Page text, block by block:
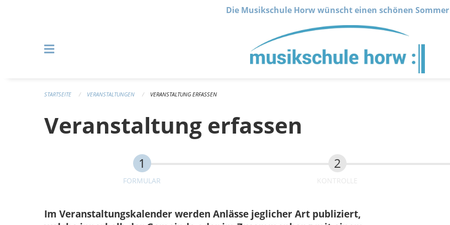
Die Musikschule Horw wünscht einen schönen Sommer
STARTSEITE VERANSTALTUNGEN VERANSTALTUNG ERFASSEN
Veranstaltung erfassen
FORMULAR KONTROLLE
Im Veranstaltungskalender werden Anlässe jeglicher Art publiziert,